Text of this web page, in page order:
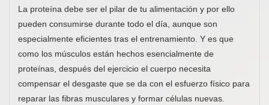
La proteína debe ser el pilar de tu alimentación y por ello
pueden consumirse durante todo el día, aunque son
especialmente eficientes tras el entrenamiento. Y es que
como los músculos están hechos esencialmente de
proteínas, después del ejercicio el cuerpo necesita
compensar el desgaste que se da con el esfuerzo físico para
reparar las fibras musculares y formar células nuevas.